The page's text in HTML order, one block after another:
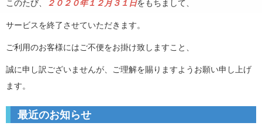
このたび、 ２０２０年１２月３１日をもちまして、
サービスを終了させていただきます。
ご利用のお客様にはご不便をお掛け致しますこと、
誠に申し訳ございませんが、ご理解を賜りますようお願い申し上げ
ます。
最近のお知らせ